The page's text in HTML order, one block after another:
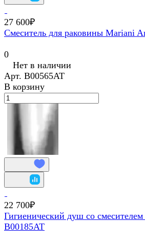
27 600₽
Смеситель для раковины Mariani
0
Нет в наличии
Арт. В00565AT
В корзину
22 700₽
Гигиенический душ со
В00185AT